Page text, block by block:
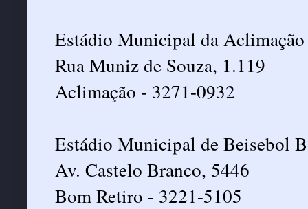
Estádio Municipal da Aclimação
Rua Muniz de Souza, 1.119
Aclimação - 3271-0932
Estádio Municipal de Beisebol
Av. Castelo Branco, 5446
Bom Retiro - 3221-5105